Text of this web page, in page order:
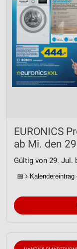
EURONICS
ab Mi. den
Gültig von 29. Jul.
📅 Kalendereintrag